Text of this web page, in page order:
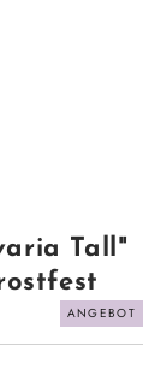
Tall"
ANGEBOT